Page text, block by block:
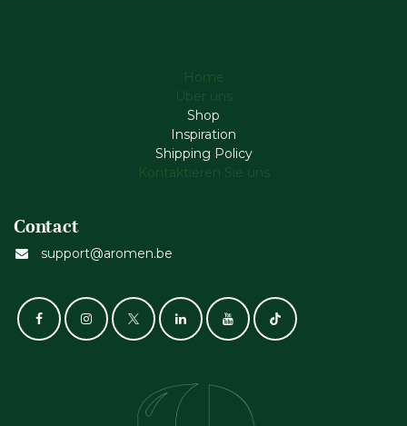
Home
Über uns
Shop
Inspiration
Shipping Policy
Kontaktieren Sie uns
Contact
support@aromen.be